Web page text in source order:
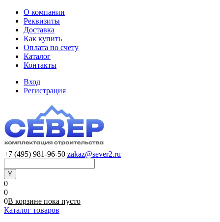
О компании
Реквизиты
Доставка
Как купить
Оплата по счету
Каталог
Контакты
Вход
Регистрация
+7 (495) 981-96-50 zakaz@sever2.ru
0
0
0В корзине пока пусто
Каталог товаров